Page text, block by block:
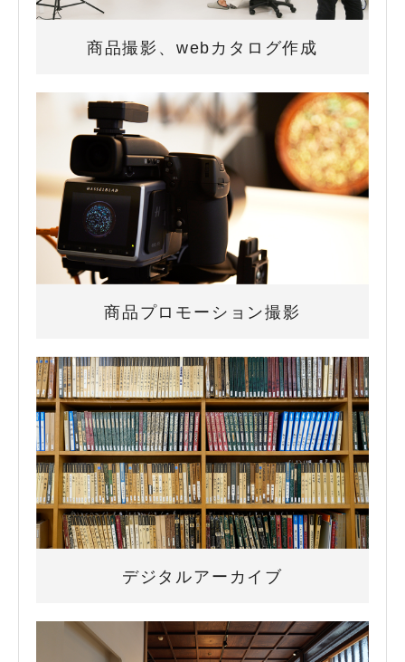
商品撮影、webカタログ作成
商品プロモーション撮影
デジタルアーカイブ